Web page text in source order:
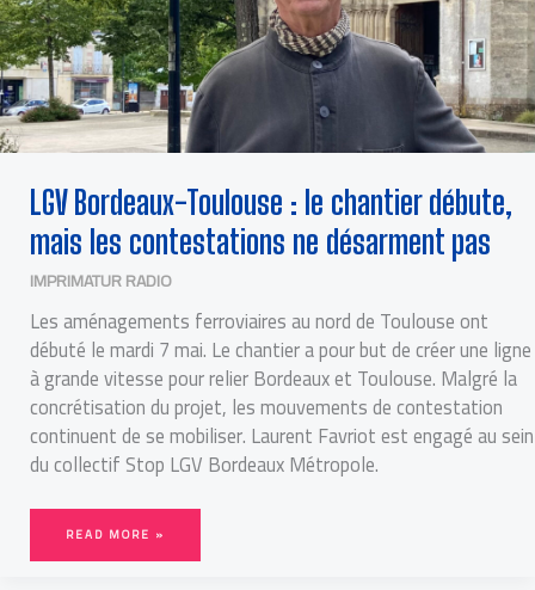
LGV Bordeaux-Toulouse : le chantier débute,
mais les contestations ne désarment pas
IMPRIMATUR RADIO
Les aménagements ferroviaires au nord de Toulouse ont
débuté le mardi 7 mai. Le chantier a pour but de créer une ligne
à grande vitesse pour relier Bordeaux et Toulouse. Malgré la
concrétisation du projet, les mouvements de contestation
continuent de se mobiliser. Laurent Favriot est engagé au sein
du collectif Stop LGV Bordeaux Métropole.
READ MORE »